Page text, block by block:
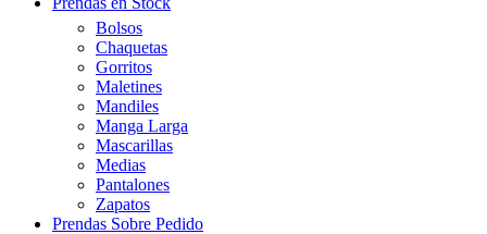
Bolsos
Chaquetas
Gorritos
Maletines
Mandiles
Manga Larga
Mascarillas
Medias
Pantalones
Zapatos
Prendas Sobre Pedido